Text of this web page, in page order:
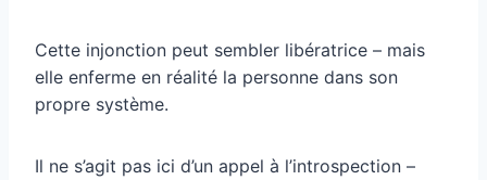
Cette injonction peut sembler libératrice – mais
elle enferme en réalité la personne dans son
propre système.
Il ne s’agit pas ici d’un appel à l’introspection –